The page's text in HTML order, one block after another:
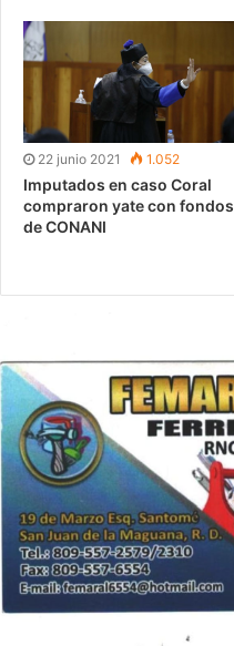
22 junio 2021 1.052
Imputados en caso Coral
compraron yate con fondos
de CONANI